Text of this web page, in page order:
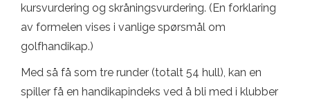
kursvurdering og skråningsvurdering. (En forklaring
av formelen vises i vanlige spørsmål om
golfhandikap.)
Med så få som tre runder (totalt 54 hull), kan en
spiller få en handikapindeks ved å bli med i klubber